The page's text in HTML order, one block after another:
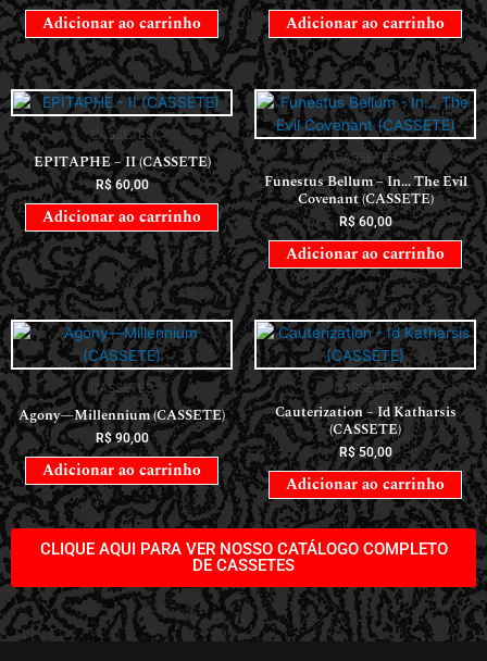
Adicionar ao carrinho Adicionar ao carrinho
CASSETES
EPITAPHE – II (CASSETE)
R$60,00
Adicionar ao carrinho
CASSETES
Funestus Bellum – In… The Evil
Covenant (CASSETE)
R$60,00
Adicionar ao carrinho
CASSETES
Agony—Millennium (CASSETE)
R$90,00
Adicionar ao carrinho
CASSETES
Cauterization – Id Katharsis
(CASSETE)
R$50,00
Adicionar ao carrinho
CLIQUE AQUI PARA VER NOSSO CATÁLOGO COMPLETO
DE CASSETES